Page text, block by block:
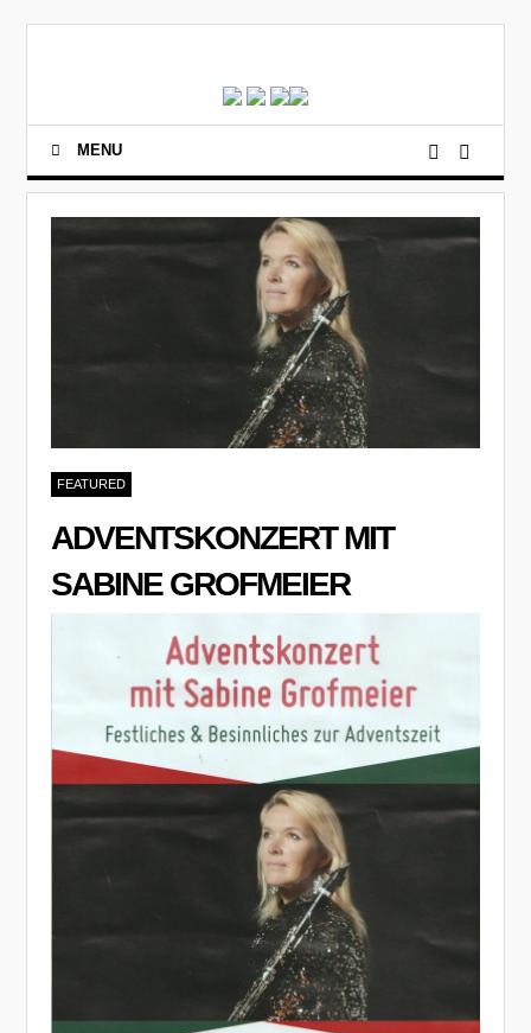
MENU
FEATURED
ADVENTSKONZERT MIT
SABINE GROFMEIER